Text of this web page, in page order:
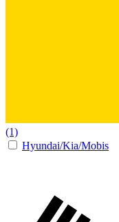
(1)
Hyundai/Kia/Mobis